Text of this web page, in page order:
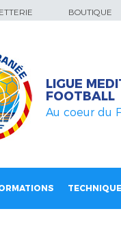
BOUTIQUE
LIGUE
FOOTBALL
Au coeur du
TECHNIQUE